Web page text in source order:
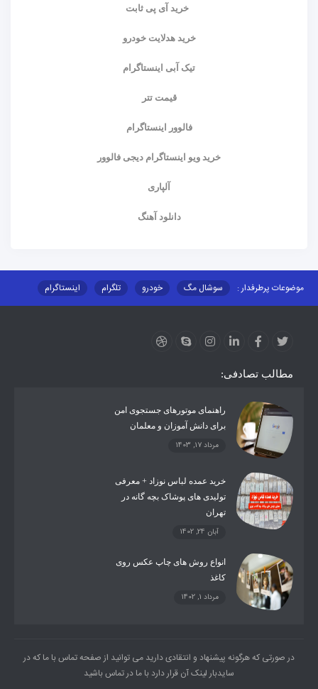
خرید آی پی ثابت
خرید هدلایت خودرو
تیک آبی اینستاگرام
قیمت تتر
فالوور اینستاگرام
خرید ویو اینستاگرام دیجی فالوور
آلپاری
دانلود آهنگ
موضوعات پرطرفدار : سوشال مگ خودرو تلگرام
اینستاگرام
مطالب تصادفی:
راهنمای موتورهای جستجوی امن
برای دانش آموزان و معلمان
مرداد 17, 1403
خرید عمده لباس نوزاد + معرفی
تولیدی های پوشاک بچه گانه در
تهران
آبان 24, 1402
انواع روش های چاپ عکس روی
کاغذ
مرداد 1, 1402
در صورتی که هرگونه پیشنهاد و انتقادی دارید می توانید از صفحه تماس با ما که در
سایدبار لینک آن قرار دارد با ما در تماس باشید